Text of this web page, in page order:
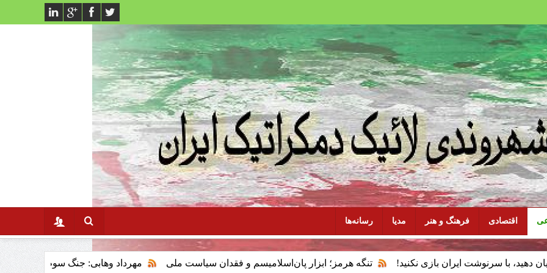
اقتصادی فرهنگ و هنر مدیا رسانه‌ها
ایران بازی نکنید! تنگه هرمز؛ ابزار پان‌اسلامیسم و فقدان سیاست ملی مهرداد وهابی: جنگ سوم خلیج فارس وتاثیر ان